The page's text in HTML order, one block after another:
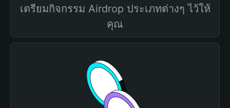
เตรียมกิจกรรม Airdrop ประเภทต่างๆ ไว้ให้
คุณ